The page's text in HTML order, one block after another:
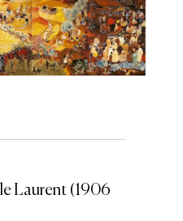
Laurent (1906